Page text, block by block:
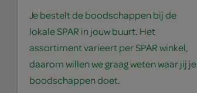
Je bestelt de boodschappen bij de
lokale SPAR in jouw buurt. Het
assortiment varieert per SPAR winkel,
daarom willen we graag weten waar jij je
boodschappen doet.